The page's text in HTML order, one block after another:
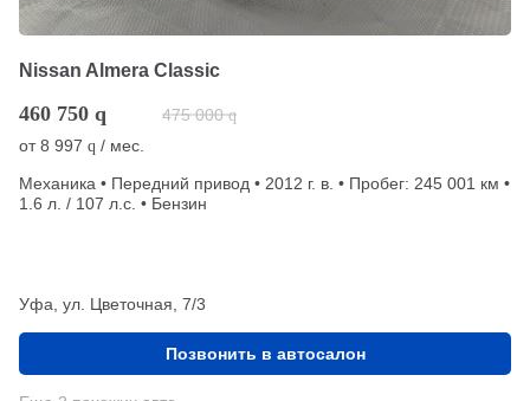
Nissan Almera Classic
460 750 q 475 000 q
от8 997 q / мес.
Механика • Передний привод • 2012 г. в. • Пробег: 245 001 км •
1.6 л. / 107 л.с. • Бензин
Уфа, ул. Цветочная, 7/3
Позвонить в автосалон